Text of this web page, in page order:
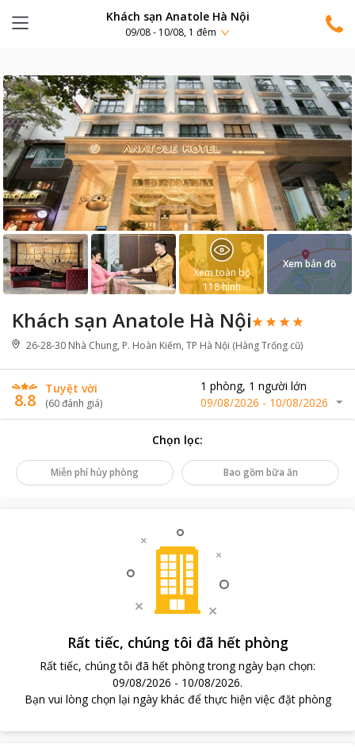
Khách sạn Anatole Hà Nội
09/08 - 10/08, 1 đêm
Khách sạn Anatole Hà Nội
26-28-30 Nhà Chung, P. Hoàn Kiếm, TP Hà Nội (Hàng Trống cũ)
8.8
Tuyệt vời
(60đánh giá)
1 phòng, 1 người lớn
09/08/2026 - 10/08/2026
Xem toàn bộ
118hình
Xem bản đồ
Chọn lọc:
Miễn phí hủy phòng Bao gồm bữa ăn
Rất tiếc, chúng tôi đã hết phòng
Rất tiếc, chúng tôi đã hết phòng trong ngày bạn chọn:
09/08/2026 - 10/08/2026.
Bạn vui lòng chọn lại ngày khác để thực hiện việc đặt phòng